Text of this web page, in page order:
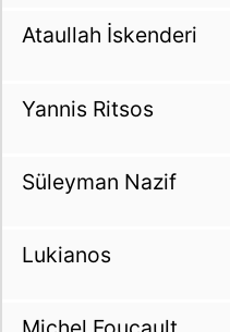
Ataullah İskenderi
Yannis Ritsos
Süleyman Nazif
Lukianos